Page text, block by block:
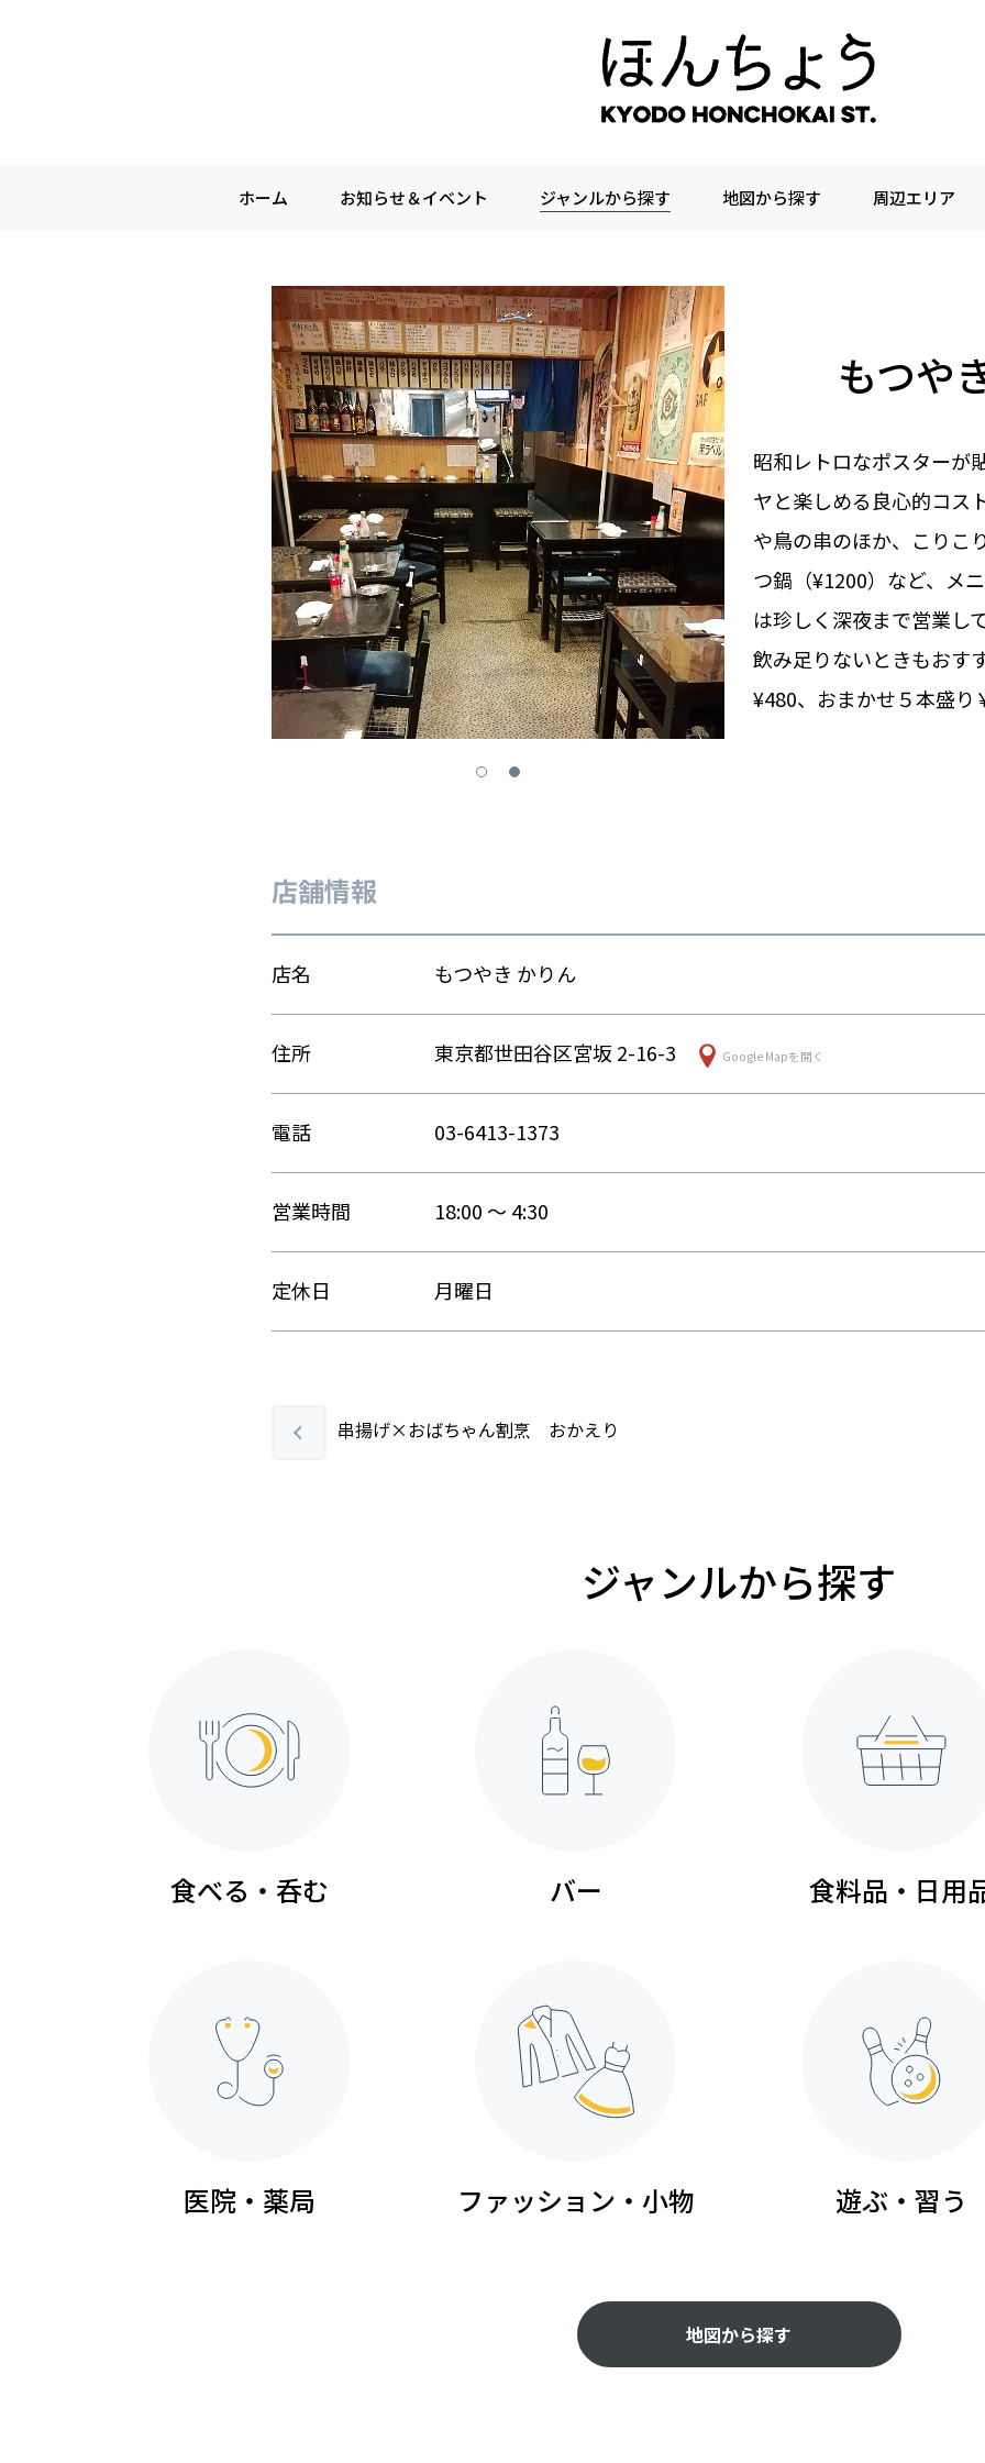
ホーム お知らせ＆イベント ジャンルから探す 地図から探す 周辺エリア
もつや
昭和レトロなポスターが
ヤと楽しめる良心的コス
や鳥の串のほか、こりこ
つ鍋（¥1200）など、メ
は珍しく深夜まで営業し
飲み足りないときもおす
¥480、おまかせ５本盛り
店舗情報
店名 もつやき かりん
住所 東京都世田谷区宮坂 2-16-3 Google Mapを開く
電話 03-6413-1373
営業時間 18:00 〜 4:30
定休日 月曜日
串揚げ×おばちゃん割烹 おかえり
ジャンルから探す
食べる・呑む バー 食料品・日用
医院・薬局 ファッション・小物 遊ぶ・習う
地図から探す